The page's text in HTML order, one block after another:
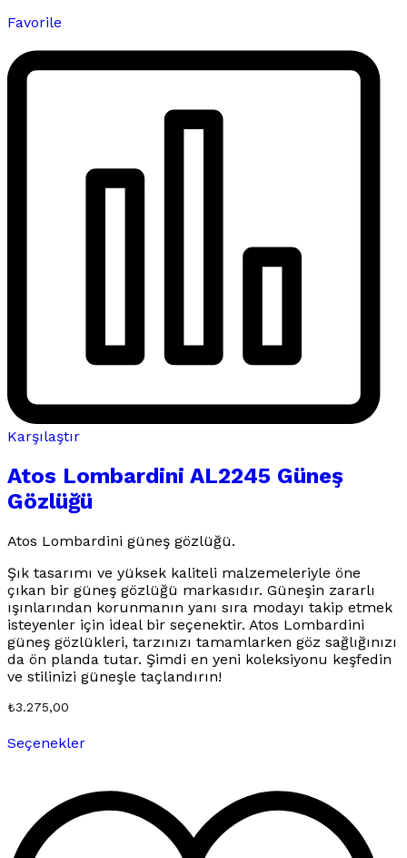
Favorile
Karşılaştır
Atos Lombardini AL2245 Güneş
Gözlüğü
Atos Lombardini güneş gözlüğü.
Şık tasarımı ve yüksek kaliteli malzemeleriyle öne
çıkan bir güneş gözlüğü markasıdır. Güneşin zararlı
ışınlarından korunmanın yanı sıra modayı takip etmek
isteyenler için ideal bir seçenektir. Atos Lombardini
güneş gözlükleri, tarzınızı tamamlarken göz sağlığınızı
da ön planda tutar. Şimdi en yeni koleksiyonu keşfedin
ve stilinizi güneşle taçlandırın!
₺3.275,00
Seçeneklerürünün
varyasyonu
var.
Seçenekler